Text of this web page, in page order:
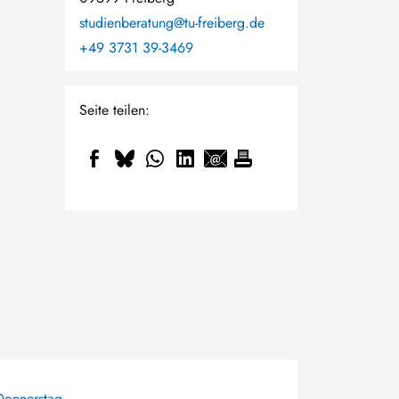
studienberatung@tu-freiberg.de
+49 3731 39-3469
Seite teilen: